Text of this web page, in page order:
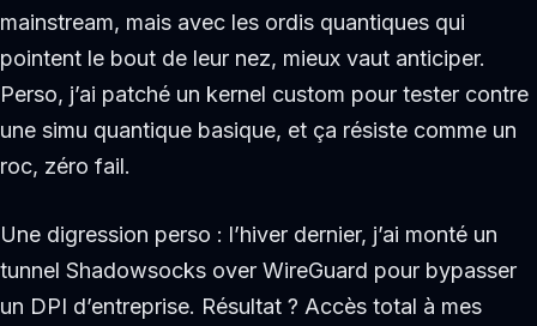
mainstream, mais avec les ordis quantiques qui
pointent le bout de leur nez, mieux vaut anticiper.
Perso, j’ai patché un kernel custom pour tester contre
une simu quantique basique, et ça résiste comme un
roc, zéro fail.
Une digression perso : l’hiver dernier, j’ai monté un
tunnel Shadowsocks over WireGuard pour bypasser
un DPI d’entreprise. Résultat ? Accès total à mes